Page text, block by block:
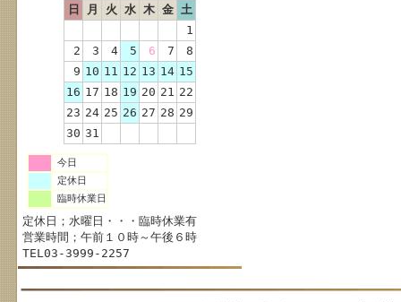
日
月 火 水 木 金 土
1
2
3 4 5 6 7
8
9 10 11 12 13 14 15
16 17 18 19 20 21 22
23 24 25 26 27 28 29
30 31
今日
定休日
臨時休業日
定休日；水曜日・・・臨時休業有
営業時間；午前１０時～午後６時
TEL03-3999-2257